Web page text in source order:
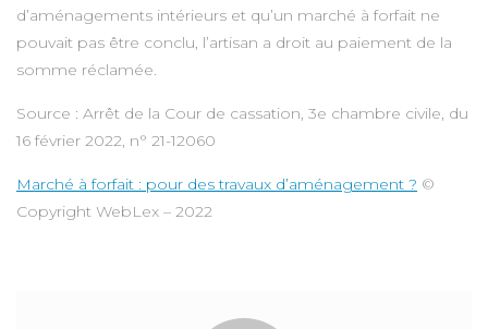
d’aménagements intérieurs et qu’un marché à forfait ne
pouvait pas être conclu, l’artisan a droit au paiement de la
somme réclamée.
Source : Arrêt de la Cour de cassation, 3e chambre civile, du
16 février 2022, n° 21-12060
Marché à forfait : pour des travaux d’aménagement ? ©
Copyright WebLex – 2022